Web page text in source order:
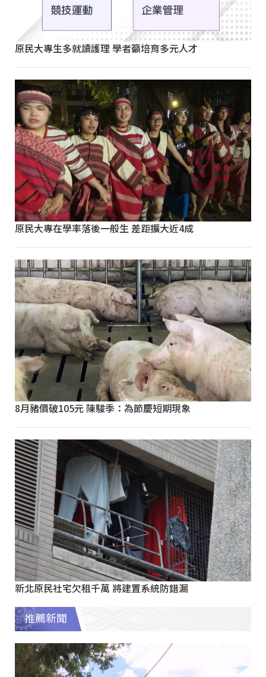
原民大專生多就讀護理 學者籲培育多元人才
原民大專在學率落後一般生 差距擴大近4成
8月豬價破105元 陳駿季：為節慶短期現象
新北原民社宅欠租千萬 將建置系統防錯漏
推薦新聞